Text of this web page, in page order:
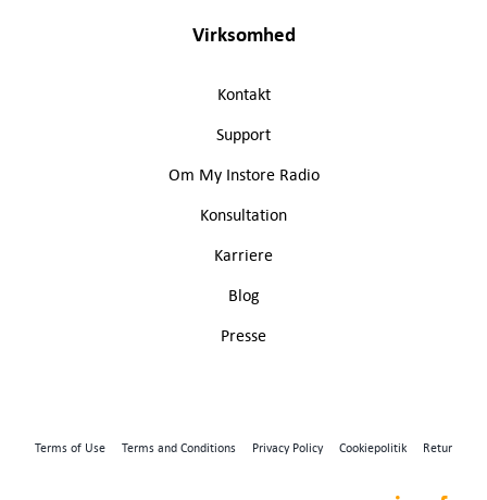
Virksomhed
Kontakt
Support
Om My Instore Radio
Konsultation
Karriere
Blog
Presse
Terms of Use Terms and Conditions Privacy Policy Cookiepolitik Retur